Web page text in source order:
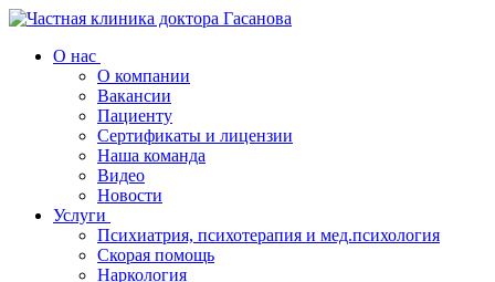
О нас
О компании
Вакансии
Пациенту
Сертификаты и лицензии
Наша команда
Видео
Новости
Услуги
Психиатрия, психотерапия и мед.психология
Скорая помощь
Наркология